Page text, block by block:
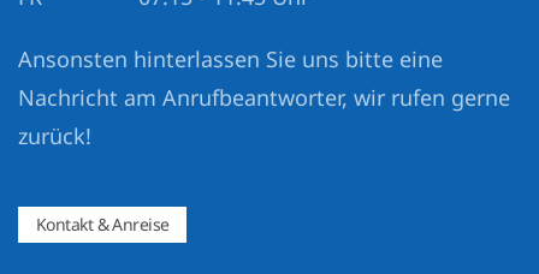
Ansonsten hinterlassen Sie uns bitte eine
Nachricht am Anrufbeantworter, wir rufen gerne
zurück!
Kontakt & Anreise